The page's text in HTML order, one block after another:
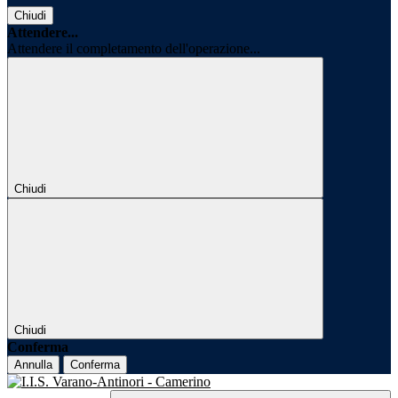
Chiudi
Attendere...
Attendere il completamento dell'operazione...
Chiudi
Chiudi
Conferma
Annulla Conferma